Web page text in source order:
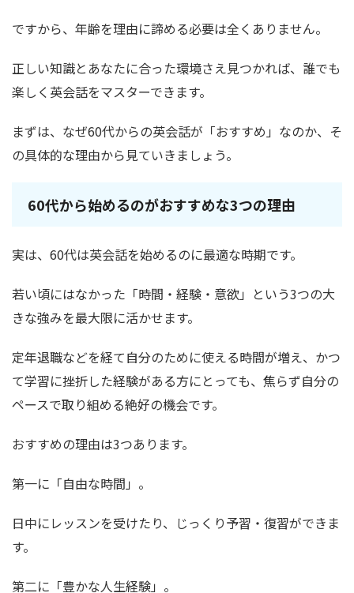
ですから、年齢を理由に諦める必要は全くありません。
正しい知識とあなたに合った環境さえ見つかれば、誰でも
楽しく英会話をマスターできます。
まずは、なぜ60代からの英会話が「おすすめ」なのか、そ
の具体的な理由から見ていきましょう。
60代から始めるのがおすすめな3つの理由
実は、60代は英会話を始めるのに最適な時期です。
若い頃にはなかった「時間・経験・意欲」という3つの大
きな強みを最大限に活かせます。
定年退職などを経て自分のために使える時間が増え、かつ
て学習に挫折した経験がある方にとっても、焦らず自分の
ペースで取り組める絶好の機会です。
おすすめの理由は3つあります。
第一に「自由な時間」。
日中にレッスンを受けたり、じっくり予習・復習ができま
す。
第二に「豊かな人生経験」。